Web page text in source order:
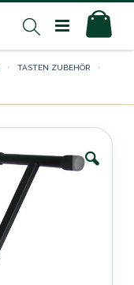
Suche
TASTEN ZUBEHÖR